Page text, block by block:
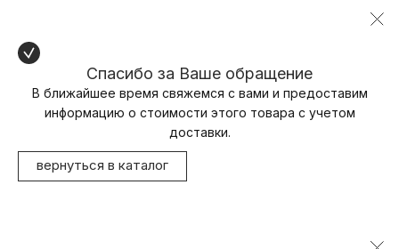
Спасибо за Ваше обращение
В ближайшее время свяжемся с вами и предоставим
информацию о стоимости этого товара с учетом
доставки.
вернуться в каталог